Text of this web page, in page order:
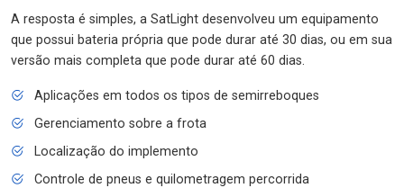
A resposta é simples, a SatLight desenvolveu um equipamento
que possui bateria própria que pode durar até 30 dias, ou em sua
versão mais completa que pode durar até 60 dias.
Aplicações em todos os tipos de semirreboques
Gerenciamento sobre a frota
Localização do implemento
Controle de pneus e quilometragem percorrida